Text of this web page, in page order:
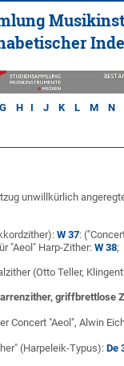
G H I J K L M N
unwillkürlich
W 37:
"Aeol" Harp-Zither:W 38;
(Otto Teller,
griffbrettlose
Concert "Aeol", Alwin
(Harpeleik-Typus):De